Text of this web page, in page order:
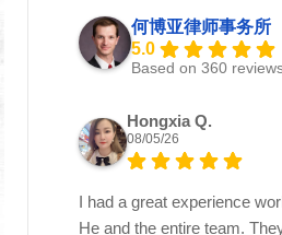
何博亚律师事务所
5.0
Based on 360
Hongxia Q.
08/05/26
I had a great experience
He and the entire team.